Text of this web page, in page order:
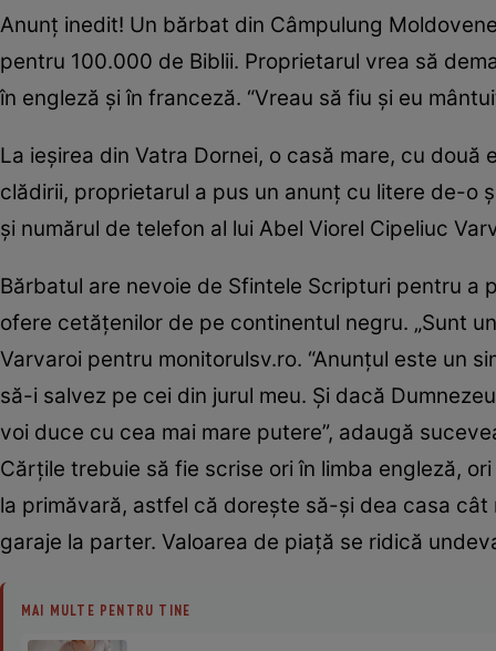
Anunţ inedit! Un bărbat din Câmpulung
pentru 100.000 de Biblii. Proprietarul vrea să
în engleză şi în franceză. “Vreau să fiu şi eu
La ieşirea din Vatra Dornei, o casă mare, cu
clădirii, proprietarul a pus un anunţ cu litere de-o
şi numărul de telefon al lui Abel Viorel Cipeliuc
Bărbatul are nevoie de Sfintele Scripturi pentru a
ofere cetăţenilor de pe continentul negru. „Sunt
Varvaroi pentru monitorulsv.ro. “Anunţul este un
să-i salvez pe cei din jurul meu. Şi dacă
voi duce cu cea mai mare putere”, adaugă
Cărţile trebuie să fie scrise ori în limba engleză,
la primăvară, astfel că doreşte să-şi dea casa
garaje la parter. Valoarea de piaţă se ridică
MAI MULTE PENTRU TINE